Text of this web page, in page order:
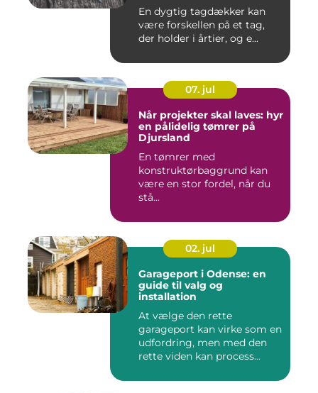
En dygtig tagdækker kan
være forskellen på et tag,
der holder i årtier, og e...
07. jul
Når projekter skal laves: hyr
en pålidelig tømrer på
Djursland
En tømrer med
konstruktørbaggrund kan
være en stor fordel, når du
stå...
02. jul
Garageport i Odense: en
guide til valg og
installation
At vælge den rette
garageport kan virke som en
udfordring, men med den
rette viden kan process...